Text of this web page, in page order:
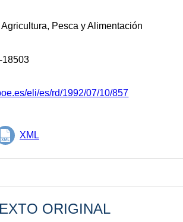
Pesca y Alimentación
18503
eli/es/rd/1992/07/10/857
XML
ORIGINAL